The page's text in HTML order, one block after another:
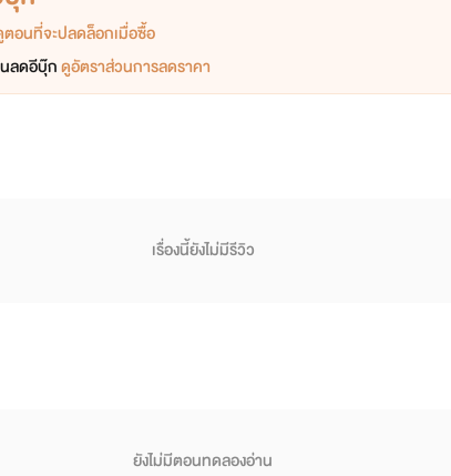
อนที่จะปลดล็อกเมื่อซื้อ
ลดอีบุ๊กดูอัตราส่วนการลดราคา
เรื่องนี้ยังไม่มีรีวิว
ยังไม่มีตอนทดลองอ่าน